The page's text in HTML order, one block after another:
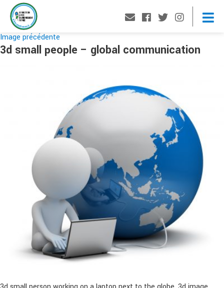
Image précédente
3d small people – global communication